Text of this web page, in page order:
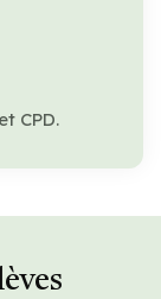
CPD.